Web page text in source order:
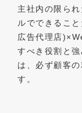
主社内の限ら
ルでできるこ
広告代理店
すべき役割と
は、必ず顧客
す。